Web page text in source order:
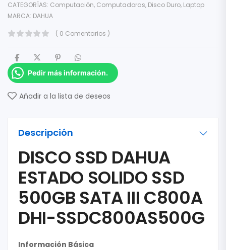
CATEGORÍAS: Computación, Computadoras, Disco Duro, Laptop
MARCA: DAHUA
( 0 Comentarios )
Pedir más información.
Añadir a la lista de deseos
Descripción
DISCO SSD DAHUA
ESTADO SOLIDO SSD
500GB SATA III C800A
DHI-SSDC800AS500G
Información Básica